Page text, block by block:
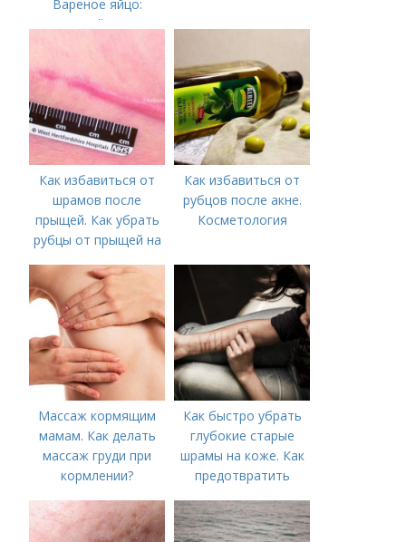
Вареное яйцо:
калорийность
Как избавиться от
шрамов после
прыщей. Как убрать
рубцы от прыщей на
Как избавиться от
рубцов после акне.
Косметология
Массаж кормящим
мамам. Как делать
массаж груди при
кормлении?
Как быстро убрать
глубокие старые
шрамы на коже. Как
предотвратить